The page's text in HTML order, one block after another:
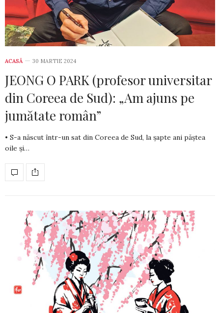
ACASĂ 30 MARTIE 2024
JEONG O PARK (profesor universitar
din Coreea de Sud): „Am ajuns pe
jumătate român”
• S-a născut într-un sat din Coreea de Sud, la șapte ani păștea
oile și…